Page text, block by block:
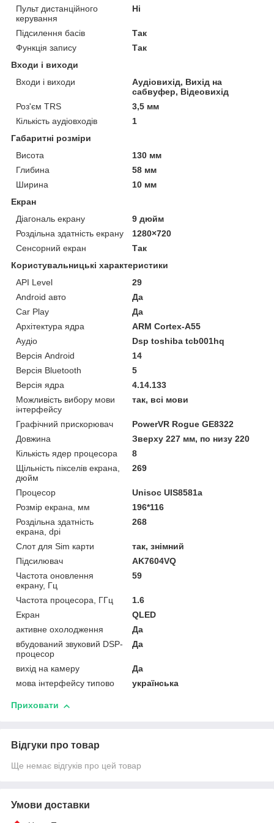
Пульт дистанційного
керування
Ні
Підсилення басів
Так
Функція запису
Так
Входи і виходи
Входи і виходи
Аудіовихід, Вихід на
сабвуфер, Відеовихід
Роз'єм TRS
3,5 мм
Кількість аудіовходів
1
Габаритні розміри
Висота
130 мм
Глибина
58 мм
Ширина
10 мм
Екран
Діагональ екрану
9 дюйм
Роздільна здатність екрану
1280×720
Сенсорний екран
Так
Користувальницькі характеристики
API Level
29
Android авто
Да
Car Play
Да
Архітектура ядра
ARM Cortex-A55
Аудіо
Dsp toshiba tcb001hq
Версія Android
14
Версія Bluetooth
5
Версія ядра
4.14.133
Можливість вибору мови
інтерфейсу
так, всі мови
Графічний прискорювач
PowerVR Rogue GE8322
Довжина
Зверху 227 мм, по низу 220
Кількість ядер процесора
8
Щільність пікселів екрана,
дюйм
269
Процесор
Unisoc UIS8581a
Розмір екрана, мм
196*116
Роздільна здатність
екрана, dpi
268
Слот для Sim карти
так, знімний
Підсилювач
AK7604VQ
Частота оновлення
екрану, Гц
59
Частота процесора, ГГц
1.6
Екран
QLED
активне охолодження
Да
вбудований звуковий DSP-
процесор
Да
вихід на камеру
Да
мова інтерфейсу типово
українська
Приховати
Відгуки про товар
Ще немає відгуків про цей товар
Умови доставки